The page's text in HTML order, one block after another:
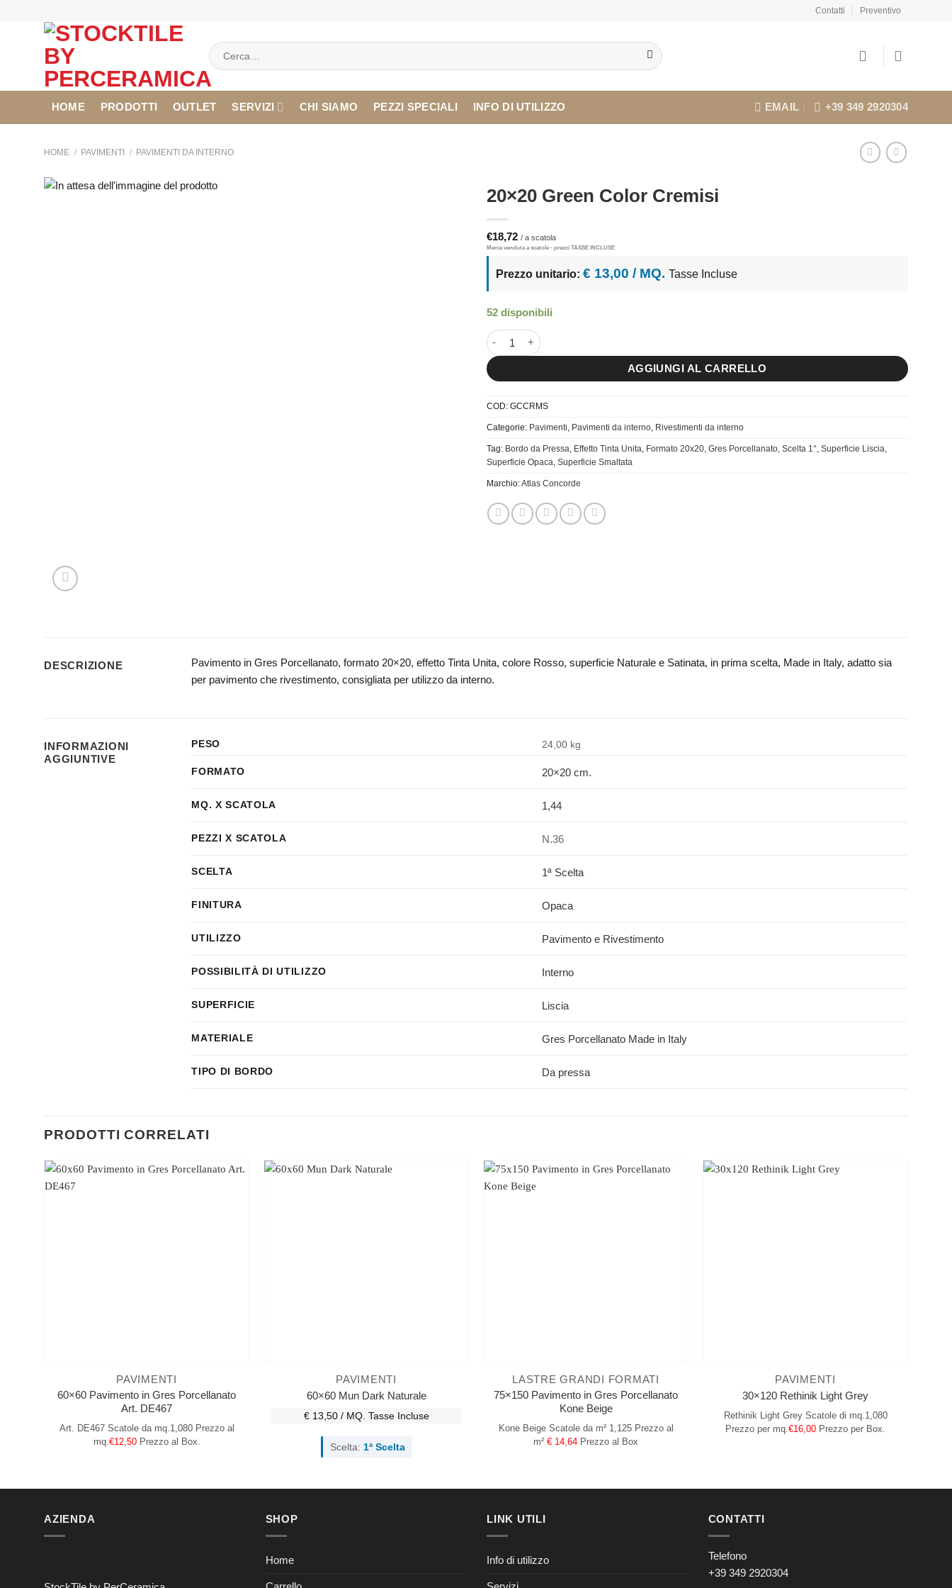
Contatti Preventivo
Cerca:
HOME PRODOTTI OUTLET SERVIZI CHI SIAMO PEZZI SPECIALI INFO DI UTILIZZO EMAIL +39 349 2920304
HOME / PAVIMENTI / PAVIMENTI DA INTERNO
20×20 Green Color Cremisi
€18,72
Prezzo unitario: € 13,00 / MQ. Tasse Incluse
52 disponibili
20x20 Green Color Cremisi quantità
AGGIUNGI AL CARRELLO
COD: GCCRMS
Categorie: Pavimenti, Pavimenti da interno, Rivestimenti da interno
Tag: Bordo da Pressa, Effetto Tinta Unita, Formato 20x20, Gres Porcellanato, Scelta 1°, Superficie Liscia,
Superficie Opaca, Superficie Smaltata
Marchio:Atlas Concorde
DESCRIZIONE
Pavimento in Gres Porcellanato, formato 20×20, effetto Tinta Unita, colore Rosso, superficie Naturale e Satinata, in prima scelta, Made in Italy, adatto sia
per pavimento che rivestimento, consigliata per utilizzo da interno.
INFORMAZIONI
AGGIUNTIVE
PESO 24,00 kg
FORMATO 20×20 cm.
MQ. X SCATOLA 1,44
PEZZI X SCATOLA N.36
SCELTA 1ª Scelta
FINITURA Opaca
UTILIZZO Pavimento e Rivestimento
POSSIBILITÀ DI UTILIZZO Interno
SUPERFICIE Liscia
MATERIALE Gres Porcellanato Made in Italy
TIPO DI BORDO Da pressa
PRODOTTI CORRELATI
PAVIMENTI
60×60 Pavimento in Gres Porcellanato
Art. DE467
Art. DE467 Scatole da mq.1,080 Prezzo al
mq.€12,50Prezzo al Box.
PAVIMENTI
60×60 Mun Dark Naturale
€ 13,50 / MQ. Tasse Incluse
Scelta: 1ª Scelta
LASTRE GRANDI FORMATI
75×150 Pavimento in Gres Porcellanato
Kone Beige
Kone Beige Scatole da m² 1,125 Prezzo al
m² € 14,64 Prezzo al Box
PAVIMENTI
30×120 Rethinik Light Grey
Rethinik Light Grey Scatole di mq.1,080
Prezzo per mq. €16,00 Prezzo per Box.
AZIENDA SHOP
Home
LINK UTILI
Info di utilizzo
CONTATTI
Telefono
+39 349 2920304